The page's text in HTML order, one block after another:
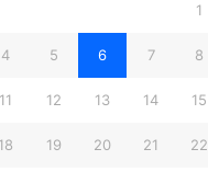
1
4 5 6 7 8
11 12 13 14 15
18 19 20 21 22